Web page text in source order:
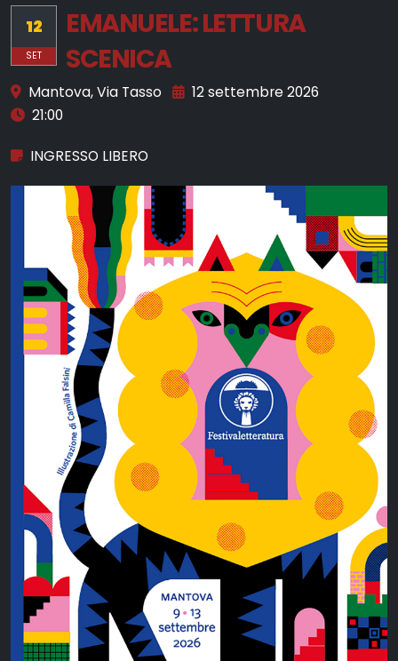
12
SET
EMANUELE: LETTURA
SCENICA
Mantova, Via Tasso
12 settembre 2026
21:00
INGRESSO LIBERO